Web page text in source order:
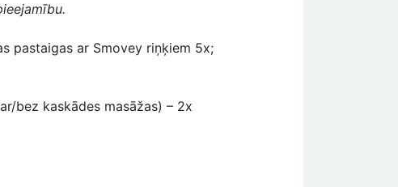
pastaigas ar Smovey riņķiem 5x;
bez kaskādes masāžas) – 2x